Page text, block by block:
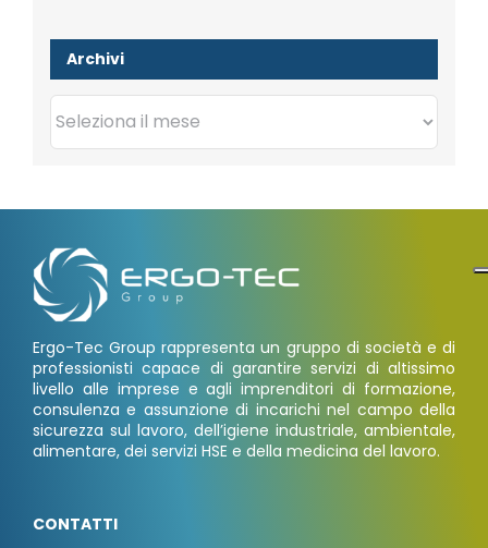
Archivi
Archivi
Ergo-Tec Group rappresenta un gruppo di società e di
professionisti capace di garantire servizi di altissimo
livello alle imprese e agli imprenditori di formazione,
consulenza e assunzione di incarichi nel campo della
sicurezza sul lavoro, dell’igiene industriale, ambientale,
alimentare, dei servizi HSE e della medicina del lavoro.
CONTATTI